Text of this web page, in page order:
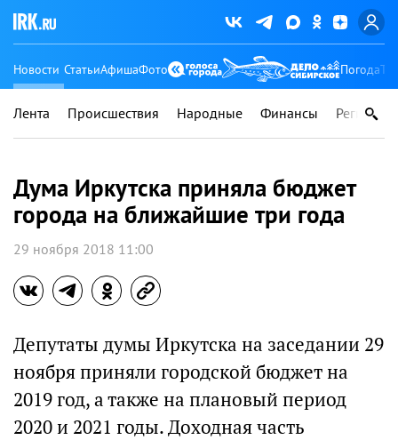
Новости СтатьиАфишаФото Погода
Лента Происшествия Народные Финансы Регионы
Дума Иркутска приняла бюджет
города на ближайшие три года
29 ноября 2018 11:00
Депутаты думы Иркутска на заседании 29
ноября приняли городской бюджет на
2019 год, а также на плановый период
2020 и 2021 годы. Доходная часть